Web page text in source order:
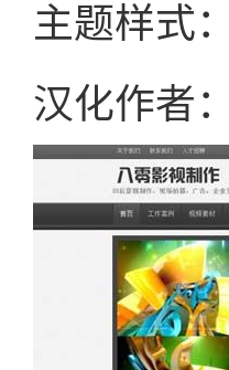
主题样式
汉化作者